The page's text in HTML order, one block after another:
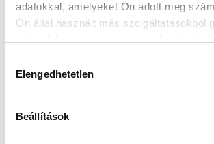
adatokkal, amelyeket Ön adott meg
Ön által használt más szolgáltatásokból
kiválasztása
Elengedhetetlen
Beállítások
2026-08-09 17:30
SÁNDOR KÁROLY LABDARÚGÓ
MTK BUDAPEST II